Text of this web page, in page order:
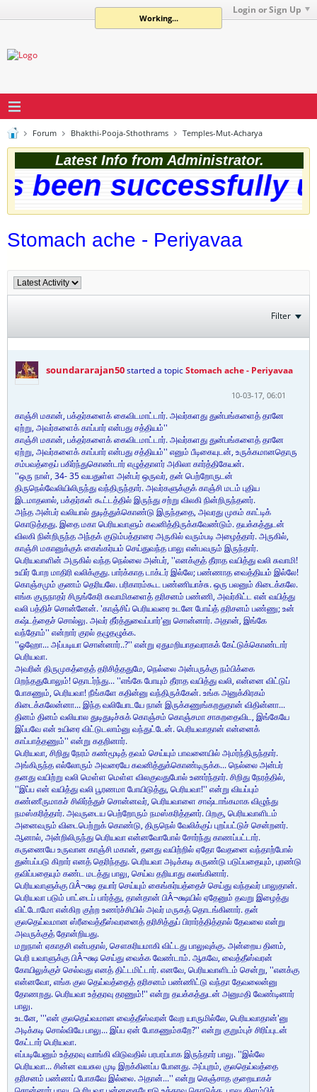
Login or Sign Up
Forum Bhakthi-Pooja-Sthothrams Temples-Mut-Acharya
Latest Info from Administrator.
been successfully
Stomach ache - Periyavaa
Filter
soundararajan50started a topicStomach ache - Periyavaa
10-03-17, 06:01
காஞ்சி மகான், பக்தர்களைக் கைவிடமாட்டார். அவர்களது துன்பங்களைத் தானே
ஏற்று, அவர்களைக் காப்பார் என்பது சத்தியம்''
காஞ்சி மகான், பக்தர்களைக் கைவிடமாட்டார். அவர்களது துன்பங்களைத் தானே
ஏற்று, அவர்களைக் காப்பார் என்பது சத்தியம்'' எனும் பீடிகையுடன், உருக்கமானதொரு
சம்பவத்தைப் பகிர்ந்துகொண்டார் எழுத்தாளர் அகிலா கார்த்திகேயன்.
''ஒரு நாள், 34- 35 வயதுள்ள அன்பர் ஒருவர், தன் பெற்றோருடன்
திருநெல்வேலியிலிருந்து வந்திருந்தார். அவர்களுக்குக் காஞ்சி மடம் புதிய
இடமாதலால், பக்தர்கள் கூட்டத்தில் இருந்து சற்று விலகி நின்றிருந்தனர்.
அந்த அன்பர் வலியால் துடித்துக்கொண்டு இருந்ததை, அவரது முகம் காட்டிக்
கொடுத்தது. இதை மகா பெரியவாளும் கவனித்திருக்கவேண்டும். தயக்கத்துடன்
விலகி நின்றிருந்த அந்தக் குடும்பத்தாரை அருகில் வரும்படி அழைத்தார். அருகில்,
காஞ்சி மகானுக்குக் கைங்கர்யம் செய்துவந்த பாலு என்பவரும் இருந்தார்.
பெரியவாளின் அருகில் வந்த நெல்லை அன்பர், ''எனக்குத் தீராத வயித்து வலி சுவாமி!
உயிர் போற மாதிரி வலிக்குது. பார்க்காத டாக்டர் இல்லே; பண்ணாத வைத்தியம் இல்லே!
கொஞ்சமும் குணம் தெரியலே. பரிகாரம்கூட பண்ணியாச்சு. ஒரு பலனும் கிடைக்கலே.
எங்க குருநாதர் சிருங்கேரி சுவாமிகளைத் தரிசனம் பண்ணி, அவர்கிட்ட என் வயித்து
வலி பத்திச் சொன்னேன். 'காஞ்சிப் பெரியவரை உடனே போய்த் தரிசனம் பண்ணு; உன்
கஷ்டத்தைச் சொல்லு. அவர் தீர்த்துவைப்பார்'னு சொன்னார். அதான், இங்கே
வந்தோம்'' என்றார் குரல் தழுதழுக்க.
''ஓஹோ... அப்படியா சொன்னார்..?'' என்று ஏதுமறியாதவராகக் கேட்டுக்கொண்டார்
பெரியவா.
அவரின் திருமுகத்தைத் தரிசித்ததுமே, நெல்லை அன்பருக்கு நம்பிக்கை
பிறந்ததுபோலும்! தொடர்ந்து... ''எங்கே போயும் தீராத வயித்து வலி, என்னை விட்டுப்
போகணும், பெரியவா! நீங்களே கதின்னு வந்திருக்கேன். உங்க அனுக்கிரகம்
கிடைக்கலேன்னா... இந்த வலியோடயே நான் இருக்கணுங்கறதுதான் விதின்னா...
தினம் தினம் வலியால துடிதுடிச்சுக் கொஞ்சம் கொஞ்சமா சாகறதைவிட, இங்கேயே
இப்பவே என் உயிரை விட்டுடலாம்னு வந்துட்டேன். பெரியவாதான் என்னைக்
காப்பாத்தணும்'' என்று கதறினார்.
பெரியவா, சிறிது நேரம் கண்மூடித் தவம் செய்யும் பாவனையில் அமர்ந்திருந்தார்.
அங்கிருந்த எல்லோரும் அவரையே கவனித்துக்கொண்டிருக்க... நெல்லை அன்பர்
தனது வயிற்று வலி மெள்ள மெள்ள விலகுவதுபோல் உணர்ந்தார். சிறிது நேரத்தில்,
''இப்ப என் வயித்து வலி பூரணமா போயிடுத்து, பெரியவா!'' என்று வியப்பும்
கண்ணீருமாகச் சிலிர்த்துச் சொன்னவர், பெரியவாளை சாஷ்டாங்கமாக விழுந்து
நமஸ்கரித்தார். அவருடைய பெற்றோரும் நமஸ்கரித்தனர். பிறகு, பெரியவாளிடம்
அனைவரும் விடைபெற்றுக் கொண்டு, திருநெல் வேலிக்குப் புறப்பட்டுச் சென்றனர்.
ஆனால், அன்றிலிருந்து பெரியவா என்னவோபோல் சோர்ந்து காணப்பட்டார்.
கருணையே உருவான காஞ்சி மகான், தனது வயிற்றில் ஏதோ வேதனை வந்தாற்போல்
துன்பப்படு கிறார் எனத் தெரிந்தது. பெரியவா அடிக்கடி சுருண்டு படுப்பதையும், புரண்டு
தவிப்பதையும் கண்ட மடத்து பாலு, செய்வ தறியாது கலங்கினார்.
பெரியவாளுக்கு பிÂ¬க்ஷ தயார் செய்யும் கைங்கர்யத்தைச் செய்து வந்தவர் பாலுதான்.
பெரியவா படும் பாட்டைப் பார்த்து, தான்தான் பிÂ¬க்ஷயில் ஏதேனும் தவறு இழைத்து
விட்டோமோ என்கிற குற்ற உணர்ச்சியில் அவர் மருகத் தொடங்கினார். தன்
குலதெய்வமான ஸ்ரீவைத்தீஸ்வரனைத் தரிசித்துப் பிரார்த்தித்தால் தேவலை என்று
அவருக்குத் தோன்றியது.
மறுநாள் ஏகாதசி என்பதால், சௌகரியமாகி விட்டது பாலுவுக்கு. அன்றைய தினம்,
பெரி யவாளுக்கு பிÂ¬க்ஷ செய்து வைக்க வேண்டாம். ஆகவே, வைத்தீஸ்வரன்
கோயிலுக்குச் செல்வது எனத் திட்டமிட்டார். எனவே, பெரியவாளிடம் சென்று, ''எனக்கு
என்னவோ, எங்க குல தெய்வத்தைத் தரிசனம் பண்ணிட்டு வந்தா தேவலைன்னு
தோணறது. பெரியவா உத்தரவு தரணும்!'' என்று தயக்கத்துடன் அனுமதி வேண்டினார்
பாலு.
உடனே, '''என் குலதெய்வமான வைத்தீஸ்வரன் வேற யாருமில்லே, பெரியவாதான்'னு
அடிக்கடி சொல்வியே பாலு... இப்ப ஏன் போகணும்கறே?'' என்று குறும்புச் சிரிப்புடன்
கேட்டார் பெரியவா.
எப்படியேனும் உத்தரவு வாங்கி விடுவதில் பரபரப்பாக இருந்தார் பாலு. ''இல்லே
பெரியவா... சின்ன வயசுல முடி இறக்கினப்ப போனது. அப்புறம், குலதெய்வத்தை
தரிசனம் பண்ணப் போகவே இல்லை. அதான்...'' என்று கெஞ்சாத குறையாகச்
Working...